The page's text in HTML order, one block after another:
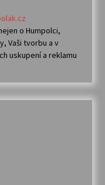
o Humpolci,
Vaši tvorbu a v
uskupení a reklamu